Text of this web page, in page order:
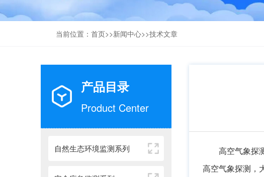
当前位置： 首页>>新闻中心>>技术文章
产品目录
Product Center
自然生态环境监测系列
高空气象探
高空气象探测，